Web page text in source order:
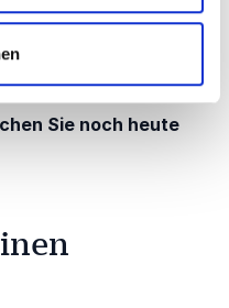
Motivation und
Sie noch heute